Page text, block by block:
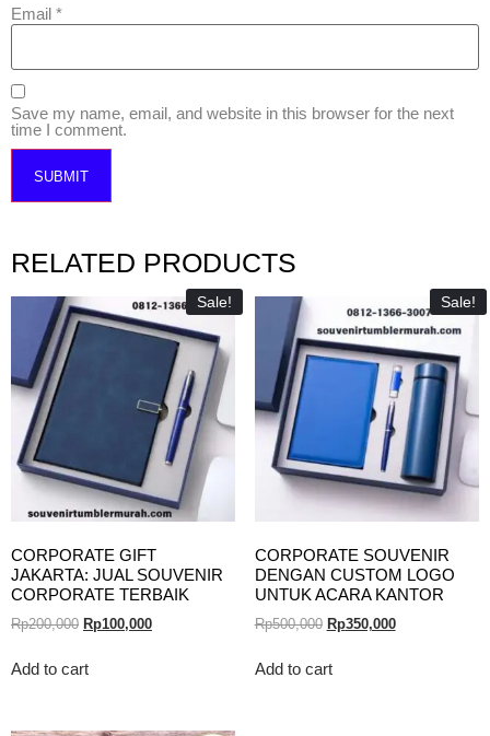
Email *
Save my name, email, and website in this browser for the next
time I comment.
RELATED PRODUCTS
Sale!
CORPORATE GIFT
JAKARTA: JUAL SOUVENIR
CORPORATE TERBAIK
Rp200,000 Rp100,000
Add to cart
Sale!
CORPORATE SOUVENIR
DENGAN CUSTOM LOGO
UNTUK ACARA KANTOR
Rp500,000 Rp350,000
Add to cart